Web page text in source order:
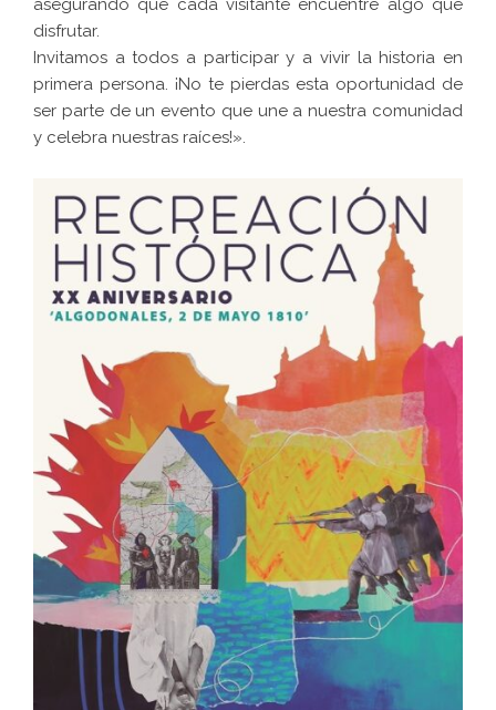
asegurando que cada visitante encuentre algo que
disfrutar.
Invitamos a todos a participar y a vivir la historia en
primera persona. ¡No te pierdas esta oportunidad de
ser parte de un evento que une a nuestra comunidad
y celebra nuestras raíces!».